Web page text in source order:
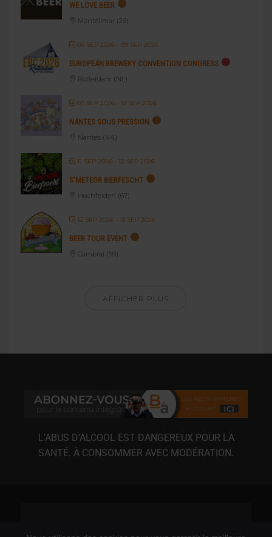
WE LOVE BEER
Montélimar (26)
06 SEP 2026- 09 SEP 2026
EUROPEAN BREWERY CONVENTION CONGRESS
Rotterdam (NL)
07 SEP 2026- 13 SEP 2026
NANTES SOUS PRESSION
Nantes (44)
11 SEP 2026- 12 SEP 2026
S’METEOR BIERFESCHT
Hochfelden (67)
12 SEP 2026- 13 SEP 2026
BEER TOUR EVENT
Cambrai (59)
AFFICHER PLUS
L’ABUS D’ALCOOL EST DANGEREUX POUR LA
SANTÉ. À CONSOMMER AVEC MODÉRATION.